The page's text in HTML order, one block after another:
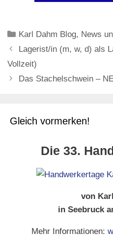
Kategorien
Karl Dahm Blog, News
Lagerist/in (m, w, d) als
Vollzeit)
Das Stachelschwein –
Gleich vormerken!
Die 33.
von
in Seebruck
Mehr Informationen: